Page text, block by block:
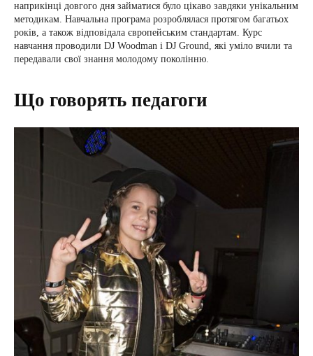
наприкінці довгого дня займатися було цікаво завдяки унікальним
методикам. Навчальна програма розроблялася протягом багатьох
років, а також відповідала європейським стандартам. Курс
навчання проводили DJ Woodman і DJ Ground, які уміло вчили та
передавали свої знання молодому поколінню.
Що говорять педагоги